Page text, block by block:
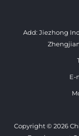
Add: Jiezhong
E-
Copyright © 2026